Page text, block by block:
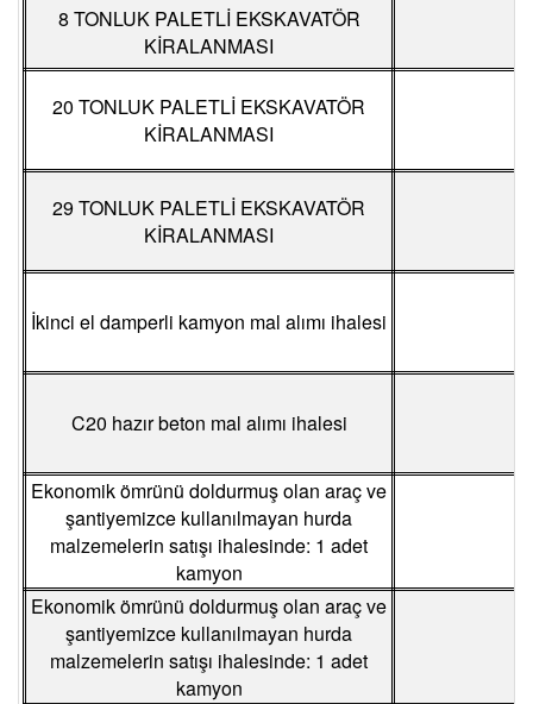
8 TONLUK PALETLİ EKSKAVATÖR
KİRALANMASI
20 TONLUK PALETLİ EKSKAVATÖR
KİRALANMASI
29 TONLUK PALETLİ EKSKAVATÖR
KİRALANMASI
İkinci el damperli kamyon mal alımı ihalesi
C20 hazır beton mal alımı ihalesi
Ekonomik ömrünü doldurmuş olan araç ve
şantiyemizce kullanılmayan hurda
malzemelerin satışı ihalesinde: 1 adet
kamyon
Ekonomik ömrünü doldurmuş olan araç ve
şantiyemizce kullanılmayan hurda
malzemelerin satışı ihalesinde: 1 adet
kamyon